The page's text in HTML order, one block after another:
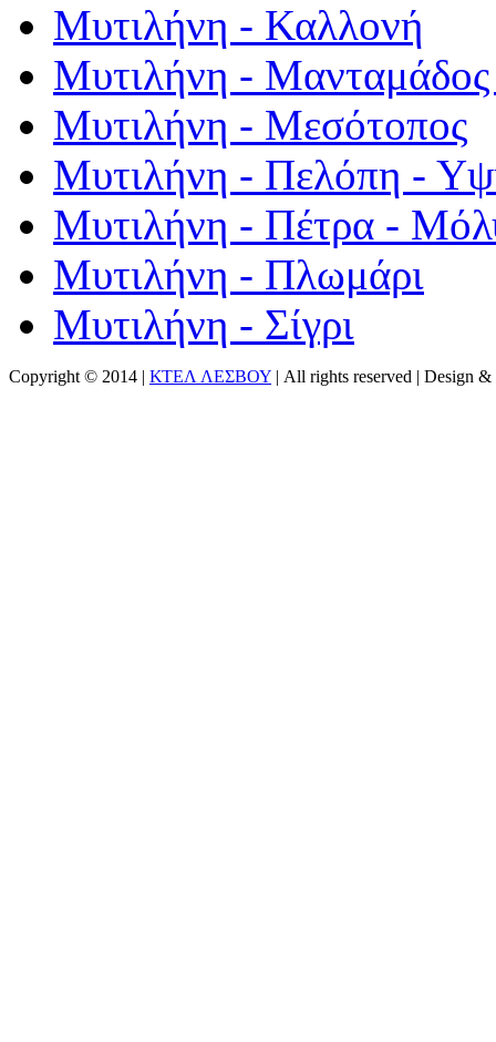
Μυτιλήνη - Καλλονή
Μυτιλήνη - Μανταμάδος
Μυτιλήνη - Μεσότοπος
Μυτιλήνη - Πελόπη -
Μυτιλήνη - Πέτρα -
Μυτιλήνη - Πλωμάρι
Μυτιλήνη - Σίγρι
Copyright © 2014 | ΚΤΕΛ ΛΕΣΒΟΥ | All rights reserved | Design &